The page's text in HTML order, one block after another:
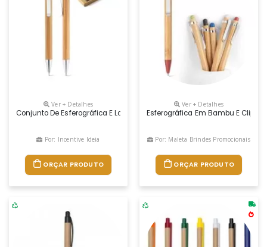
Ver + Detalhes
Conjunto De Esferográfica E Lapiseira Em Bambu. Esferográfica Até
Por: Incentive Ideia
ORÇAR PRODUTO
Ver + Detalhes
Esferográfica Em Bambu E Clipe
Por: Maleta Brindes Promocionais
ORÇAR PRODUTO